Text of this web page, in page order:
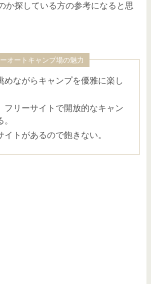
か探している方の参考になると思
オートキャンプ場の魅力
めながらキャンプを優雅に楽し
フリーサイトで開放的なキャン
イトがあるので飽きない。